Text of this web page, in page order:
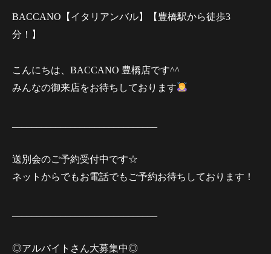
BACCANO【イタリアンバル】【豊橋駅から徒歩3
分！】
こんにちは、BACCANO 豊橋店です^^
みんなの御来店をお待ちしております
送別会のご予約受付中です‪☆
ネットからでもお電話でもご予約お待ちしております！
◎アルバイトさん大募集中◎